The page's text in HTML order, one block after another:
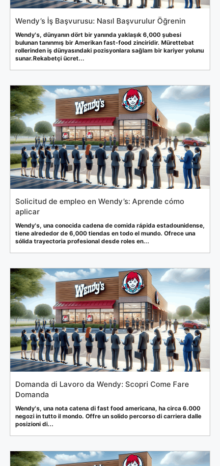
Wendy’s İş Başvurusu: Nasıl Başvurulur Öğrenin
Wendy's, dünyanın dört bir yanında yaklaşık 6,000 şubesi
bulunan tanınmış bir Amerikan fast-food zinciridir. Mürettebat
rollerinden iş dünyasındaki pozisyonlara sağlam bir kariyer yolunu
sunar.Rekabetçi ücret...
Solicitud de empleo en Wendy’s: Aprende cómo
aplicar
Wendy's, una conocida cadena de comida rápida estadounidense,
tiene alrededor de 6,000 tiendas en todo el mundo. Ofrece una
sólida trayectoria profesional desde roles en...
Domanda di Lavoro da Wendy: Scopri Come Fare
Domanda
Wendy's, una nota catena di fast food americana, ha circa 6.000
negozi in tutto il mondo. Offre un solido percorso di carriera dalle
posizioni di...